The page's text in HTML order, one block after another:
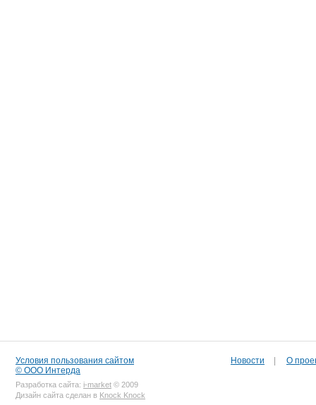
Условия пользования сайтом
© ООО Интерда
Разработка сайта: i-market © 2009
Дизайн сайта сделан в Knock Knock
Новости О